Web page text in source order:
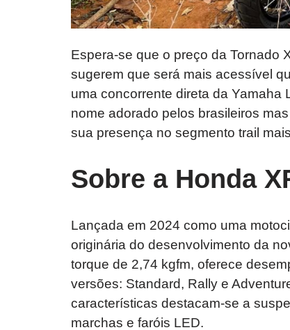
Espera-se que o preço da Tornado
sugerem que será mais acessível
uma concorrente direta da Yamaha
nome adorado pelos brasileiros
sua presença no segmento trail
Sobre a Honda
Lançada em 2024 como uma
originária do desenvolvimento da
torque de 2,74 kgfm, oferece
versões: Standard, Rally e
características destacam-se a
marchas e faróis LED.